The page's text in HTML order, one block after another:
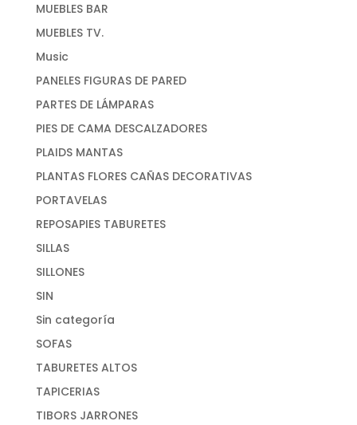
MUEBLES BAR
MUEBLES TV.
Music
PANELES FIGURAS DE PARED
PARTES DE LÁMPARAS
PIES DE CAMA DESCALZADORES
PLAIDS MANTAS
PLANTAS FLORES CAÑAS DECORATIVAS
PORTAVELAS
REPOSAPIES TABURETES
SILLAS
SILLONES
SIN
Sin categoría
SOFAS
TABURETES ALTOS
TAPICERIAS
TIBORS JARRONES